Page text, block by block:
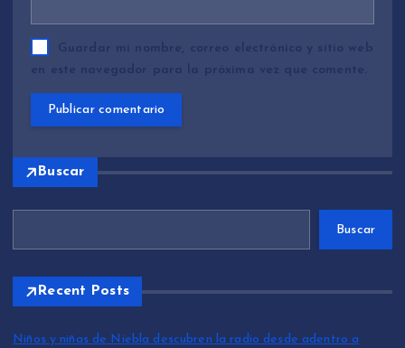
Guardar mi nombre, correo electrónico y sitio web
en este navegador para la próxima vez que comente.
Buscar
Buscar
Recent Posts
Niños y niñas de Niebla descubren la radio desde adentro a